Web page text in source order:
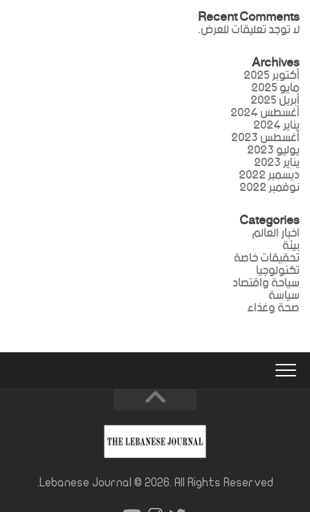
Recent Comments
لا توجد تعليقات للعرض.
Archives
أكتوبر 2025
مايو 2025
أبريل 2025
أغسطس 2024
يناير 2024
أغسطس 2023
يوليو 2023
يناير 2023
ديسمبر 2022
نوفمبر 2022
Categories
اخبار العالم
بيئة
تحقيقات خاصة
تكنولوجيا
سياحة واقتصاد
سياسة
صحة وغذاء
Lebanese Journal © 2026. All Rights Reserved.